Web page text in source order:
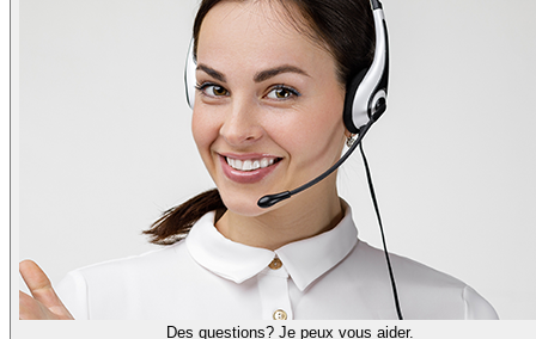
Des questions? Je peux vous aider.